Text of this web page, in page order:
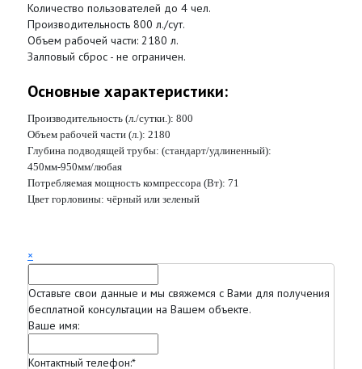
Количество пользователей до 4 чел.
Производительность 800 л./сут.
Объем рабочей части: 2180 л.
Залповый сброс - не ограничен.
Основные характеристики:
Производительность (л./сутки.): 800
Объем рабочей части (л.): 2180
Глубина подводящей трубы: (стандарт/удлиненный):
450мм-950мм/любая
Потребляемая мощность компрессора (Вт): 71
Цвет горловины: чёрный или зеленый
×
Оставьте свои данные и мы свяжемся с Вами для получения
бесплатной консультации на Вашем объекте.
Ваше имя:
Контактный телефон:*